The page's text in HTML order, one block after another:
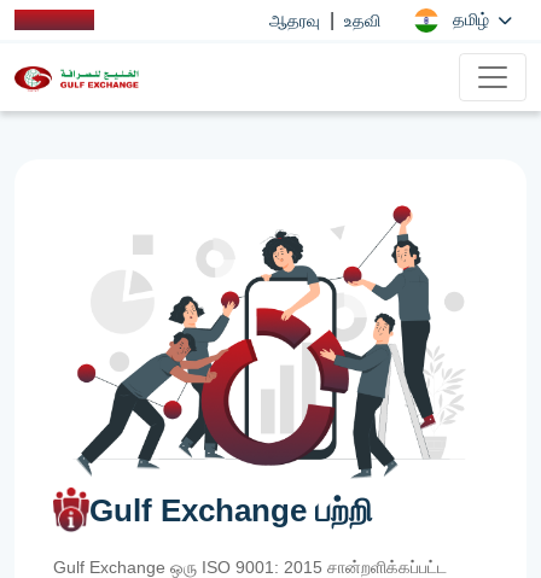
ஆதரவு உதவி தமிழ்
Gulf Exchange பற்றி
Gulf Exchange ஒரு ISO 9001: 2015 சான்றளிக்கப்பட்ட